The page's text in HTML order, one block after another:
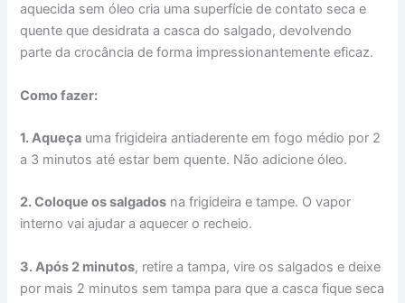
aquecida sem óleo cria uma superfície de contato seca e
quente que desidrata a casca do salgado, devolvendo
parte da crocância de forma impressionantemente eficaz.
Como fazer:
1. Aqueça uma frigideira antiaderente em fogo médio por 2
a 3 minutos até estar bem quente. Não adicione óleo.
2. Coloque os salgados na frigideira e tampe. O vapor
interno vai ajudar a aquecer o recheio.
3. Após 2 minutos, retire a tampa, vire os salgados e deixe
por mais 2 minutos sem tampa para que a casca fique seca